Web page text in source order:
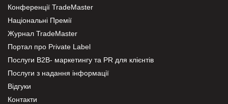
Конференції TradeMaster
Національні Премії
Журнал TradeMaster
Портал про Private Label
Послуги В2В- маркетингу та PR для клієнтів
Послуги з надання інформації
Відгуки
Контакти